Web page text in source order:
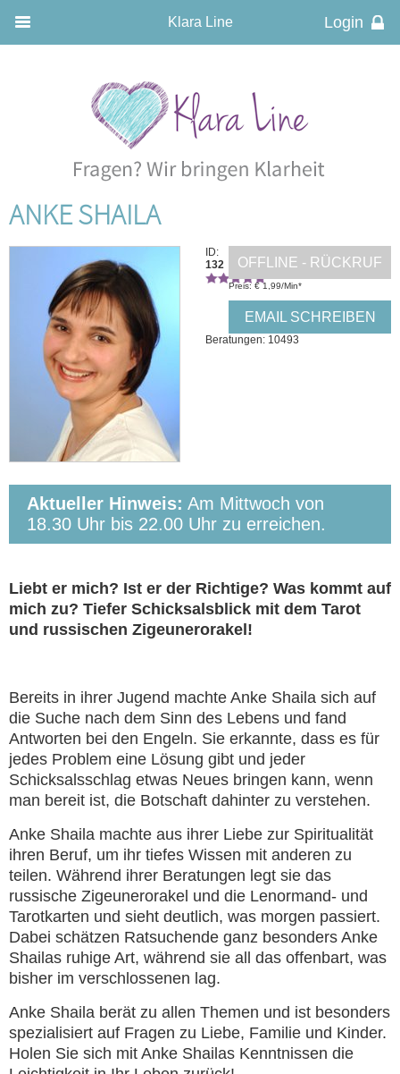
Klara Line
ANKE SHAILA
OFFLINE - RÜCKRUF
Preis: € 1,99/Min*
EMAIL SCHREIBEN
ID:
132
Beratungen: 10493
Aktueller Hinweis: Am Mittwoch von
18.30 Uhr bis 22.00 Uhr zu erreichen.
Liebt er mich? Ist er der Richtige? Was kommt auf
mich zu? Tiefer Schicksalsblick mit dem Tarot
und russischen Zigeunerorakel!
Bereits in ihrer Jugend machte Anke Shaila sich auf
die Suche nach dem Sinn des Lebens und fand
Antworten bei den Engeln. Sie erkannte, dass es für
jedes Problem eine Lösung gibt und jeder
Schicksalsschlag etwas Neues bringen kann, wenn
man bereit ist, die Botschaft dahinter zu verstehen.
Anke Shaila machte aus ihrer Liebe zur Spiritualität
ihren Beruf, um ihr tiefes Wissen mit anderen zu
teilen. Während ihrer Beratungen legt sie das
russische Zigeunerorakel und die Lenormand- und
Tarotkarten und sieht deutlich, was morgen passiert.
Dabei schätzen Ratsuchende ganz besonders Anke
Shailas ruhige Art, während sie all das offenbart, was
bisher im verschlossenen lag.
Anke Shaila berät zu allen Themen und ist besonders
spezialisiert auf Fragen zu Liebe, Familie und Kinder.
Holen Sie sich mit Anke Shailas Kenntnissen die